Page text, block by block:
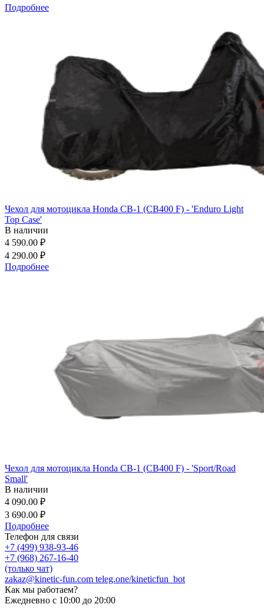
Подробнее
Чехол для мотоцикла Honda CB-1 (CB400 F) - 'Enduro Light
Top Case'
В наличии
4 590.00 ₽
4 290.00 ₽
Подробнее
Чехол для мотоцикла Honda CB-1 (CB400 F) - 'Sport/Road
Small'
В наличии
4 090.00 ₽
3 690.00 ₽
Подробнее
Телефон для связи
+7 (499) 938-93-46
+7 (968) 267-16-40
(только чат)
zakaz@kinetic-fun.com teleg.one/kineticfun_bot
Как мы работаем?
Ежедневно с 10:00 до 20:00